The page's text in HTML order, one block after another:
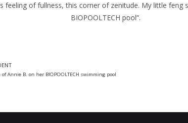
feeling of fullness, this corner of zenitude. My little feng
BIOPOOLTECH pool”.
Annie B. on her BIOPOOLTECH swimming pool